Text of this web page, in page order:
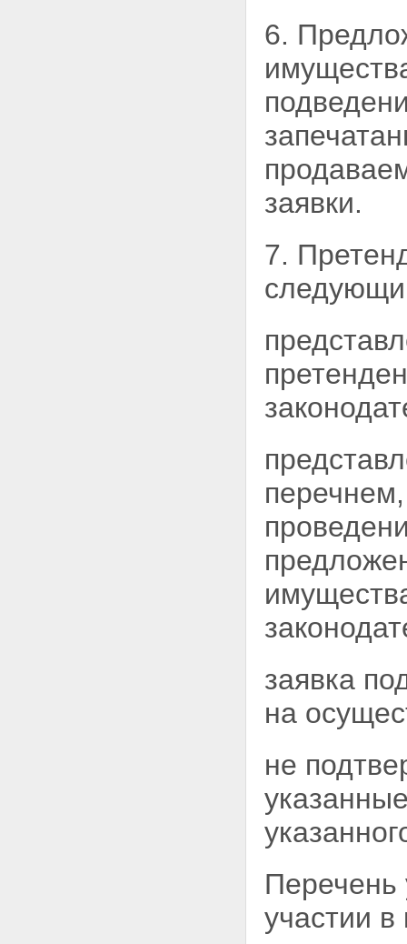
6.
заявки.
7.
заявка
на
не
Перечень
участии в